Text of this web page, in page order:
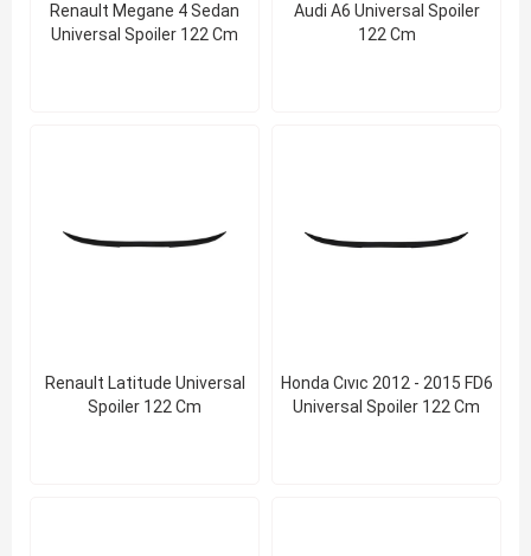
Renault Megane 4 Sedan
Universal Spoiler 122 Cm
Audi A6 Universal Spoiler
122 Cm
Renault Latitude Universal
Spoiler 122 Cm
Honda Cıvıc 2012 - 2015 FD6
Universal Spoiler 122 Cm